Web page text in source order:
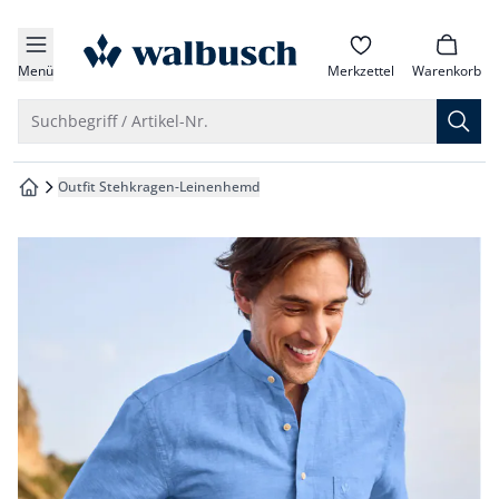
springen
springen
springen
springen
Menü zur Startseite Merkzettel Warenkorb
Suchbegriff / Artikel-Nr.
zur Startseite
Outfit Stehkragen-Leinenhemd